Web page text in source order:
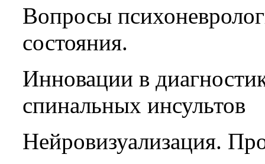
Вопросы
состояния.
Инновации в
спинальных инсультов
Нейровизуализация.